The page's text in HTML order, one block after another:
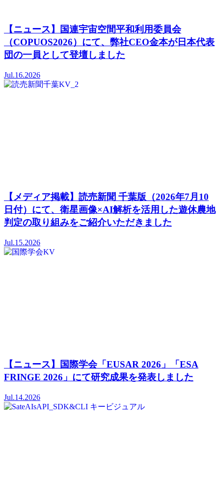
【ニュース】国連宇宙空間平和利用委員会
（COPUOS2026）にて、弊社CEO金本が日本代表
団の一員として登壇しました
Jul.16.2026
【メディア掲載】読売新聞 千葉版（2026年7月10
日付）にて、衛星画像×AI解析を活用した遊休農地
判定の取り組みをご紹介いただきました
Jul.15.2026
【ニュース】国際学会「EUSAR 2026」「ESA
FRINGE 2026」にて研究成果を発表しました
Jul.14.2026